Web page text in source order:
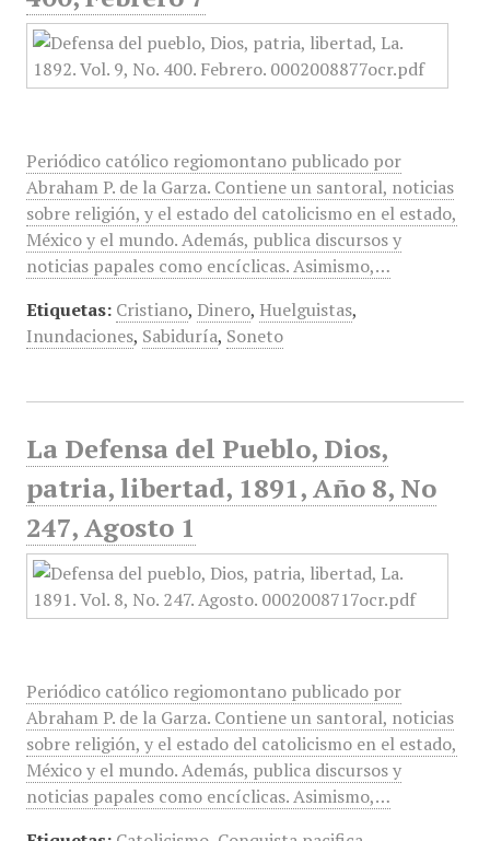
Periódico católico regiomontano publicado por
Abraham P. de la Garza. Contiene un santoral, noticias
sobre religión, y el estado del catolicismo en el estado,
México y el mundo. Además, publica discursos y
noticias papales como encíclicas. Asimismo,…
Etiquetas: Cristiano, Dinero, Huelguistas,
Inundaciones, Sabiduría, Soneto
La Defensa del Pueblo, Dios,
patria, libertad, 1891, Año 8, No
247, Agosto 1
Periódico católico regiomontano publicado por
Abraham P. de la Garza. Contiene un santoral, noticias
sobre religión, y el estado del catolicismo en el estado,
México y el mundo. Además, publica discursos y
noticias papales como encíclicas. Asimismo,…